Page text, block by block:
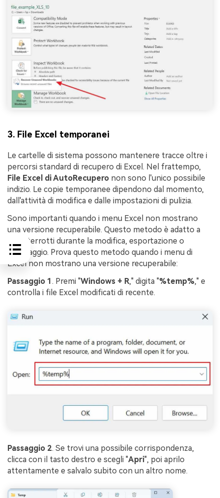
3. File Excel temporanei
Le cartelle di sistema possono mantenere tracce oltre i
percorsi standard di recupero di Excel. Nel frattempo,
File Excel di AutoRecupero non sono l'unico possibile
indizio. Le copie temporanee dipendono dal momento,
dall'attività di modifica e dalle impostazioni di pulizia.
Sono importanti quando i menu Excel non mostrano
una versione recuperabile. Questo metodo è adatto a
file interrotti durante la modifica, esportazione o
salvataggio. Prova questo metodo quando i menu di
Excel non mostrano una versione recuperabile:
Passaggio 1. Premi "Windows + R," digita "%temp%," e
controlla i file Excel modificati di recente.
Passaggio 2. Se trovi una possibile corrispondenza,
clicca con il tasto destro e scegli "Apri", poi aprilo
attentamente e salvalo subito con un altro nome.